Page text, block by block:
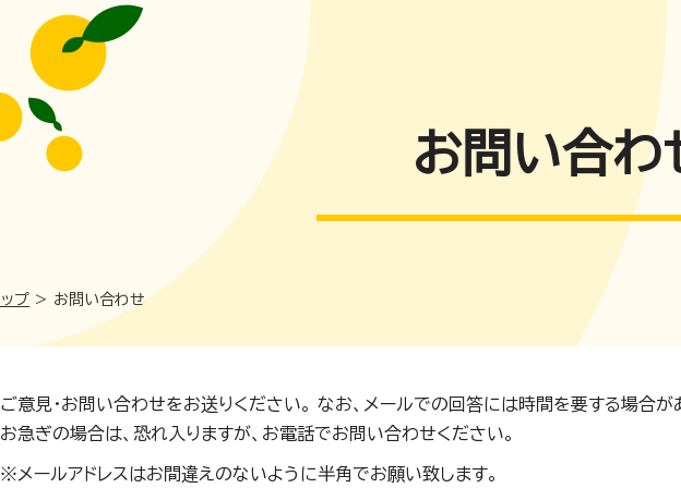
妊娠・出産
お問い合わ
ップ > お問い合わせ
ご意見・お問い合わせをお送りください。 なお、メールでの回答には時間を要する場合が
お急ぎの場合は、恐れ入りますが、お電話でお問い合わせください。
※メールアドレスはお間違えのないように半角でお願い致します。